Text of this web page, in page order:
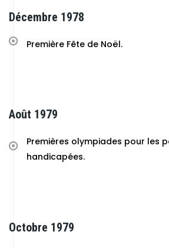
Décembre 1978
Première Fête de Noël.
Août 1979
Premières olympiades pour les
handicapées.
Octobre 1979